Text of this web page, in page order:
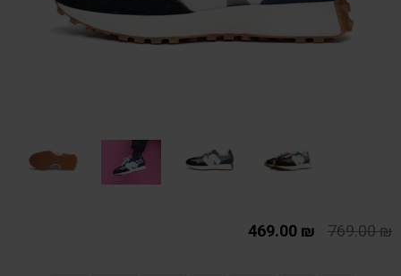
769.00₪
469.00 ₪